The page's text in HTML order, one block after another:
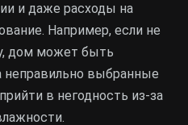
и даже расходы на
Например, если не
дом может быть
выбранные
в негодность из-за